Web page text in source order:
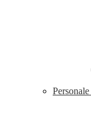
Personale